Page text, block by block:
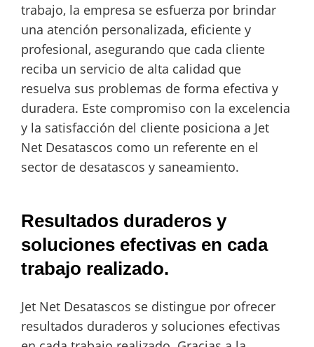
trabajo, la empresa se esfuerza por brindar
una atención personalizada, eficiente y
profesional, asegurando que cada cliente
reciba un servicio de alta calidad que
resuelva sus problemas de forma efectiva y
duradera. Este compromiso con la excelencia
y la satisfacción del cliente posiciona a Jet
Net Desatascos como un referente en el
sector de desatascos y saneamiento.
Resultados duraderos y
soluciones efectivas en cada
trabajo realizado.
Jet Net Desatascos se distingue por ofrecer
resultados duraderos y soluciones efectivas